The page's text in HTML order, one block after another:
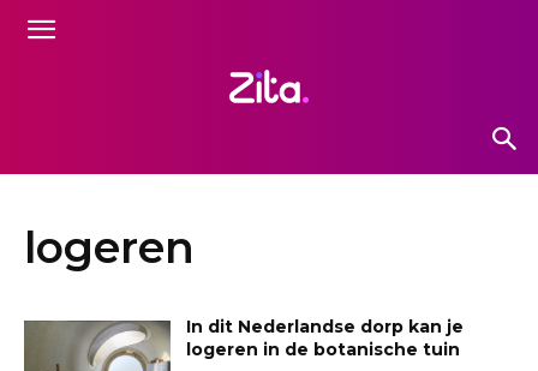
logeren
In dit Nederlandse dorp kan je
logeren in de botanische tuin